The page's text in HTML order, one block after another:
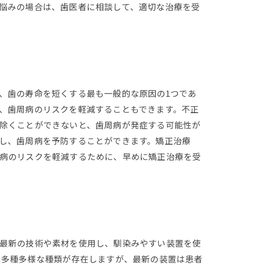
みの場合は、歯医者に相談して、適切な治療を受
歯の寿命を短くする最も一般的な原因の1つであ
歯周病のリスクを軽減することもできます。不正
くことができないと、歯周病が発症する可能性が
、歯周病を予防することができます。矯正治療
のリスクを軽減するために、早めに矯正治療を受
新の技術や素材を使用し、馴染みやすい装置を使
種多様な種類が存在しますが、最新の装置は患者